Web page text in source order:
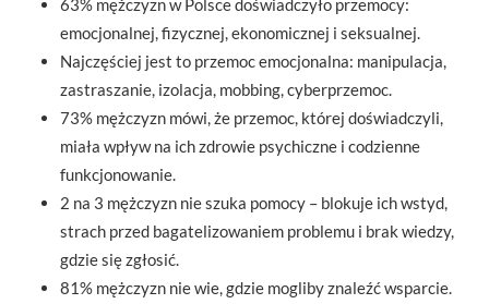
emocjonalnej, fizycznej, ekonomicznej i seksualnej.
Najczęściej jest to przemoc emocjonalna: manipulacja,
zastraszanie, izolacja, mobbing, cyberprzemoc.
73% mężczyzn mówi, że przemoc, której doświadczyli,
miała wpływ na ich zdrowie psychiczne i codzienne
funkcjonowanie.
2 na 3 mężczyzn nie szuka pomocy – blokuje ich wstyd,
strach przed bagatelizowaniem problemu i brak wiedzy,
gdzie się zgłosić.
81% mężczyzn nie wie, gdzie mogliby znaleźć wsparcie.